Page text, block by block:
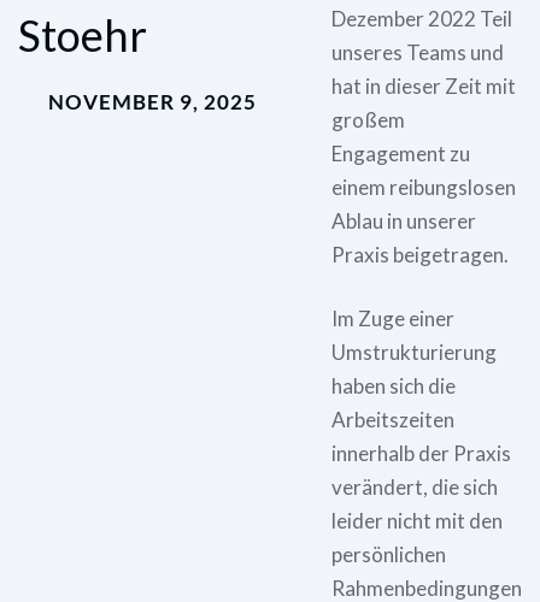
Stoehr
NOVEMBER 9, 2025
Dezember 2022 Teil
unseres Teams und
hat in dieser Zeit mit
großem
Engagement zu
einem reibungslosen
Ablau in unserer
Praxis beigetragen.
Im Zuge einer
Umstrukturierung
haben sich die
Arbeitszeiten
innerhalb der Praxis
verändert, die sich
leider nicht mit den
persönlichen
Rahmenbedingungen